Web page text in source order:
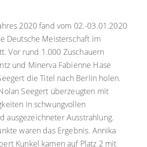
2020 fand vom 02.-03.01.2020
Deutsche Meisterschaft im
Vor rund 1.000 Zuschauern
und Minerva Fabienne Hase
die Titel nach Berlin holen.
Seegert überzeugten mit
in schwungvollen
ausgezeichneter Ausstrahlung.
waren das Ergebnis. Annika
Kunkel kamen auf Platz 2 mit